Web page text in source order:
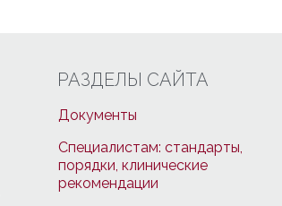
РАЗДЕЛЫ САЙТА
Документы
Специалистам: стандарты,
порядки, клинические
рекомендации